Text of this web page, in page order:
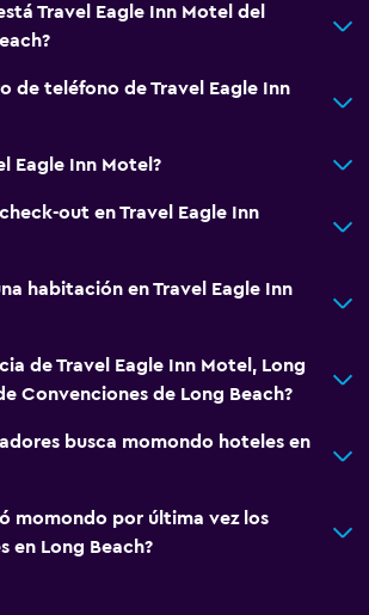
noble
auxilios
el exterior
satélite
Travel Eagle Inn Motel del
de teléfono de Travel Eagle Inn
Eagle Inn Motel?
out en Travel Eagle Inn
habitación en Travel Eagle Inn
de Travel Eagle Inn Motel, Long
Convenciones de Long Beach?
busca momondo hoteles en
momondo por última vez los
en Long Beach?